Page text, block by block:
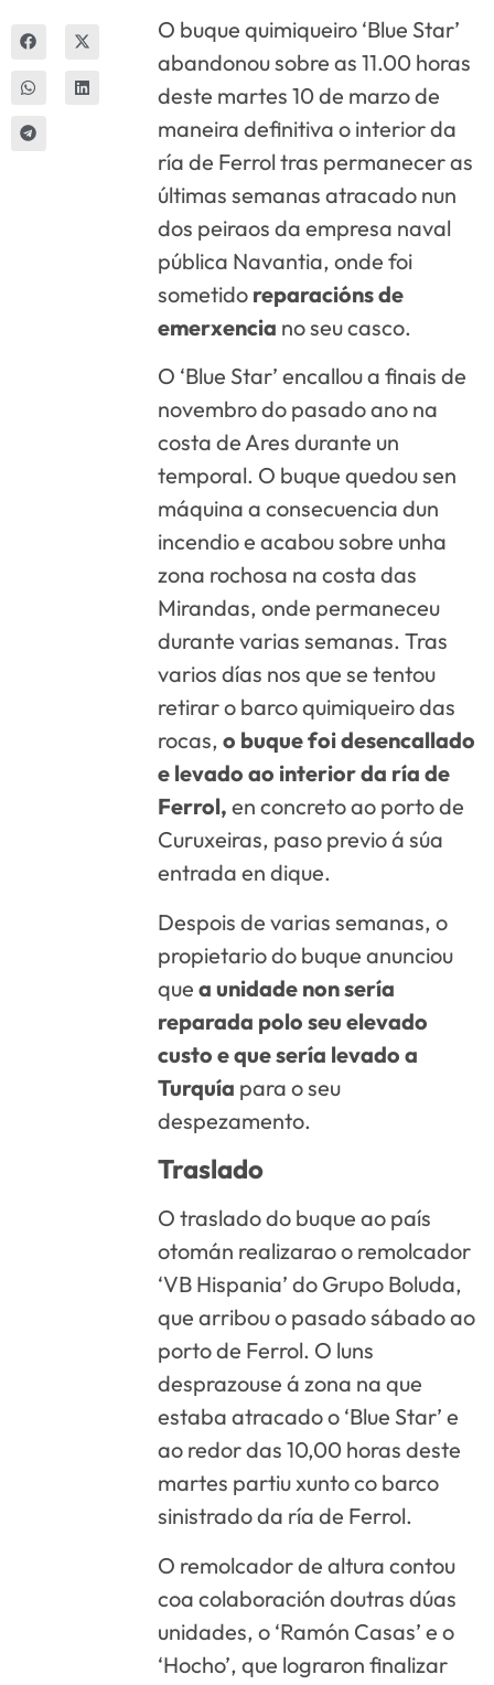
O buque quimiqueiro ‘Blue Star’
abandonou sobre as 11.00 horas
deste martes 10 de marzo de
maneira definitiva o interior da
ría de Ferrol tras permanecer as
últimas semanas atracado nun
dos peiraos da empresa naval
pública Navantia, onde foi
sometido reparacións de
emerxencia no seu casco.
O ‘Blue Star’ encallou a finais de
novembro do pasado ano na
costa de Ares durante un
temporal. O buque quedou sen
máquina a consecuencia dun
incendio e acabou sobre unha
zona rochosa na costa das
Mirandas, onde permaneceu
durante varias semanas. Tras
varios días nos que se tentou
retirar o barco quimiqueiro das
rocas,o buque foi desencallado
e levado ao interior da ría de
Ferrol, en concreto ao porto de
Curuxeiras, paso previo á súa
entrada en dique.
Despois de varias semanas, o
propietario do buque anunciou
que a unidade non sería
reparada polo seu elevado
custo e que sería levado a
Turquía para o seu
despezamento.
Traslado
O traslado do buque ao país
otomán realizarao o remolcador
‘VB Hispania’ do Grupo Boluda,
que arribou o pasado sábado ao
porto de Ferrol. O luns
desprazouse á zona na que
estaba atracado o ‘Blue Star’ e
ao redor das 10,00 horas deste
martes partiu xunto co barco
sinistrado da ría de Ferrol.
O remolcador de altura contou
coa colaboración doutras dúas
unidades, o ‘Ramón Casas’ e o
‘Hocho’, que lograron finalizar